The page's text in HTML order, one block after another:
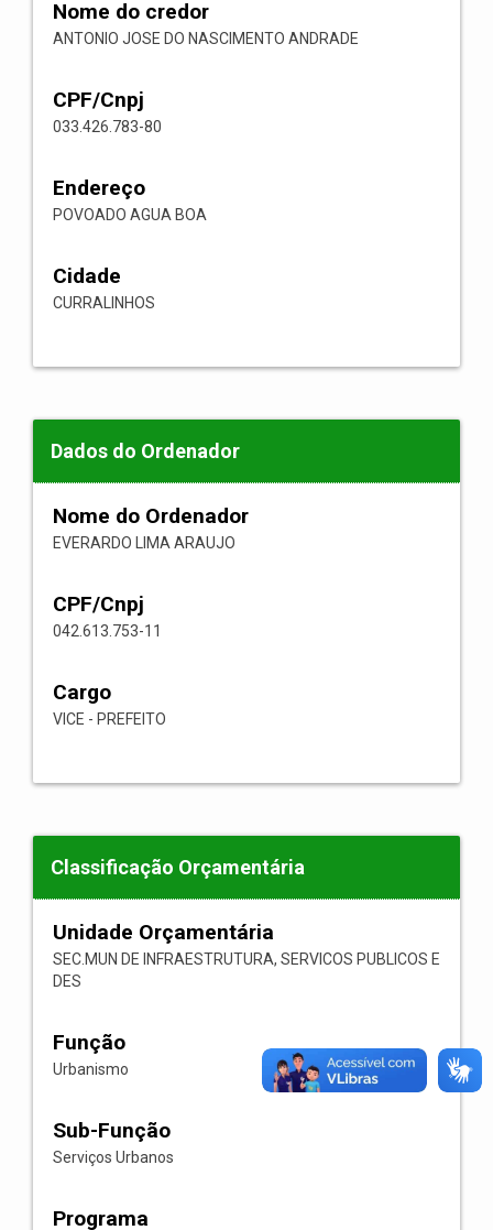
Nome do credor
ANTONIO JOSE DO NASCIMENTO ANDRADE
CPF/Cnpj
033.426.783-80
Endereço
POVOADO AGUA BOA
Cidade
CURRALINHOS
Dados do Ordenador
Nome do Ordenador
EVERARDO LIMA ARAUJO
CPF/Cnpj
042.613.753-11
Cargo
VICE - PREFEITO
Classificação Orçamentária
Unidade Orçamentária
SEC.MUN DE INFRAESTRUTURA, SERVICOS PUBLICOS E
DES
Função
Urbanismo
Sub-Função
Serviços Urbanos
Programa